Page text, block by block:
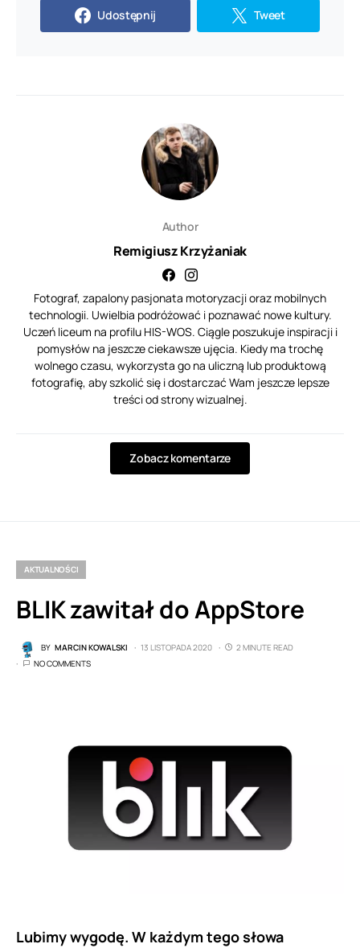
Udostępnij Tweet
Author
Remigiusz Krzyżaniak
Fotograf, zapalony pasjonata motoryzacji oraz mobilnych
technologii. Uwielbia podróżować i poznawać nowe kultury.
Uczeń liceum na profilu HIS-WOS. Ciągle poszukuje inspiracji i
pomysłów na jeszcze ciekawsze ujęcia. Kiedy ma trochę
wolnego czasu, wykorzysta go na uliczną lub produktową
fotografię, aby szkolić się i dostarczać Wam jeszcze lepsze
treści od strony wizualnej.
Zobacz komentarze
AKTUALNOŚCI
BLIK zawitał do AppStore
BY MARCIN KOWALSKI 13 LISTOPADA 2020
2 MINUTE READ
NO COMMENTS
Lubimy wygodę. W każdym tego słowa